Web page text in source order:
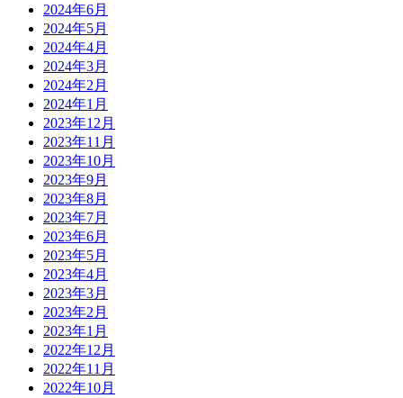
2024年6月
2024年5月
2024年4月
2024年3月
2024年2月
2024年1月
2023年12月
2023年11月
2023年10月
2023年9月
2023年8月
2023年7月
2023年6月
2023年5月
2023年4月
2023年3月
2023年2月
2023年1月
2022年12月
2022年11月
2022年10月